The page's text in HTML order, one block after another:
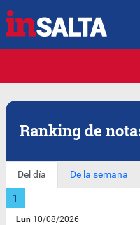
Ranking de
Del día De la semana
Lun 10/08/2026